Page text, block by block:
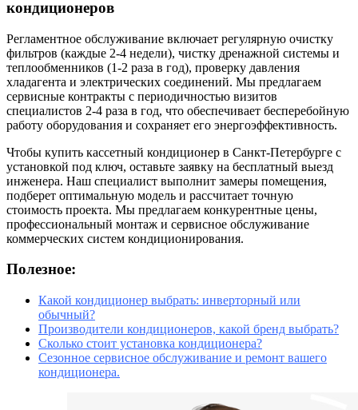
кондиционеров
Регламентное обслуживание включает регулярную очистку
фильтров (каждые 2-4 недели), чистку дренажной системы и
теплообменников (1-2 раза в год), проверку давления
хладагента и электрических соединений. Мы предлагаем
сервисные контракты с периодичностью визитов
специалистов 2-4 раза в год, что обеспечивает бесперебойную
работу оборудования и сохраняет его энергоэффективность.
Чтобы купить кассетный кондиционер в Санкт-Петербурге с
установкой под ключ, оставьте заявку на бесплатный выезд
инженера. Наш специалист выполнит замеры помещения,
подберет оптимальную модель и рассчитает точную
стоимость проекта. Мы предлагаем конкурентные цены,
профессиональный монтаж и сервисное обслуживание
коммерческих систем кондиционирования.
Полезное:
Какой кондиционер выбрать: инверторный или
обычный?
Производители кондиционеров, какой бренд выбрать?
Сколько стоит установка кондиционера?
Сезонное сервисное обслуживание и ремонт вашего
кондиционера.